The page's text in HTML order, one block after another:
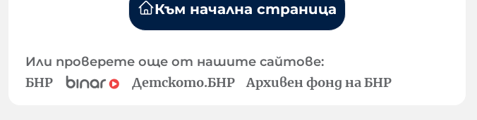
Към начална страница
Или проверете още от нашите сайтове:
БНР Детското.БНР Архивен фонд на БНР